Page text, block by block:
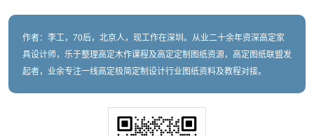
作者：李工，70后，北京人，现工作在深圳。从业二十余年资深高定家
具设计师，乐于整理高定木作课程及高定定制图纸资源，高定图纸联盟发
起者，业余专注一线高定极简定制设计行业图纸资料及教程对接。